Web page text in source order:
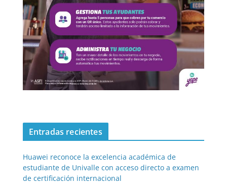
Entradas recientes
Huawei reconoce la excelencia académica de
estudiante de Univalle con acceso directo a examen
de certificación internacional